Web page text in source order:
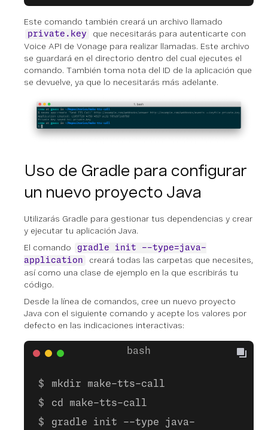
Este comando también creará un archivo llamado
private.key
que necesitarás para autenticarte con
Voice API de Vonage para realizar llamadas. Este archivo
se guardará en el directorio dentro del cual ejecutes el
comando. También toma nota del ID de la aplicación que
se devuelve, ya que lo necesitarás más adelante.
Uso de Gradle para configurar
un nuevo proyecto Java
Utilizarás Gradle para gestionar tus dependencias y crear
y ejecutar tu aplicación Java.
El comando
gradle init --type=java-
application
creará todas las carpetas que necesites,
así como una clase de ejemplo en la que escribirás tu
código.
Desde la línea de comandos, cree un nuevo proyecto
Java con el siguiente comando y acepte los valores por
defecto en las indicaciones interactivas:
mkdir make-tts-call
cd make-tts-call
gradle init --type java-